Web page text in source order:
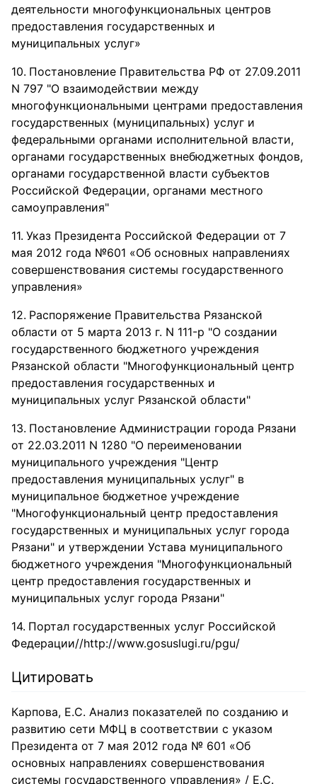
деятельности многофункциональных центров
предоставления государственных и
муниципальных услуг»
Постановление Правительства РФ от 27.09.2011
N 797 "О взаимодействии между
многофункциональными центрами предоставления
государственных (муниципальных) услуг и
федеральными органами исполнительной власти,
органами государственных внебюджетных фондов,
органами государственной власти субъектов
Российской Федерации, органами местного
самоуправления"
Указ Президента Российской Федерации от 7
мая 2012 года №601 «Об основных направлениях
совершенствования системы государственного
управления»
Распоряжение Правительства Рязанской
области от 5 марта 2013 г. N 111-р "О создании
государственного бюджетного учреждения
Рязанской области "Многофункциональный центр
предоставления государственных и
муниципальных услуг Рязанской области"
Постановление Администрации города Рязани
от 22.03.2011 N 1280 "О переименовании
муниципального учреждения "Центр
предоставления муниципальных услуг" в
муниципальное бюджетное учреждение
"Многофункциональный центр предоставления
государственных и муниципальных услуг города
Рязани" и утверждении Устава муниципального
бюджетного учреждения "Многофункциональный
центр предоставления государственных и
муниципальных услуг города Рязани"
Портал государственных услуг Российской
Федерации//http://www.gosuslugi.ru/pgu/
Цитировать
Карпова, Е.С. Анализ показателей по созданию и
развитию сети МФЦ в соответствии с указом
Президента от 7 мая 2012 года № 601 «Об
основных направлениях совершенствования
системы государственного управления» / Е.С.